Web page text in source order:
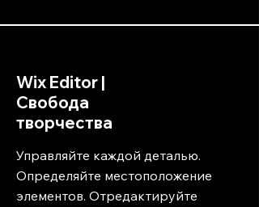
Wix Editor |
Свобода
творчества
Управляйте каждой деталью.
Определяйте местоположение
элементов. Отредактируйте